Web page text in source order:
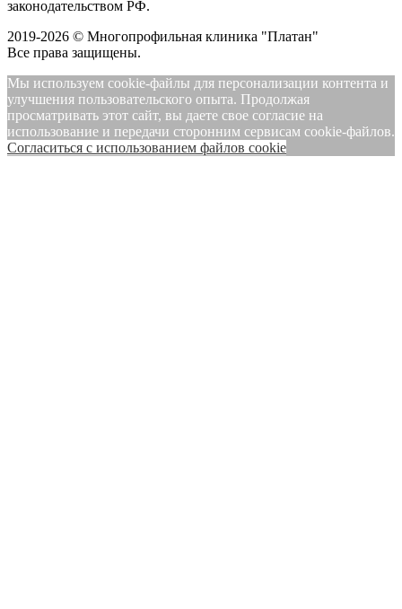
законодательством РФ.
2019-2026 © Многопрофильная клиника "Платан"
Все права защищены.
Мы используем cookie-файлы для персонализации контента и
улучшения пользовательского опыта. Продолжая
просматривать этот сайт, вы даете свое согласие на
использование и передачи сторонним сервисам cookie-файлов.
Cогласиться с использованием файлов cookie